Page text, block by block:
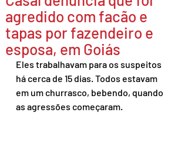
agredido com facão e
tapas por fazendeiro e
esposa, em Goiás
Eles trabalhavam para os suspeitos
há cerca de 15 dias. Todos estavam
em um churrasco, bebendo, quando
as agressões começaram.